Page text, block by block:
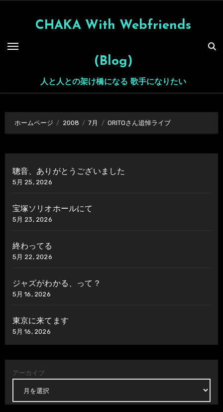
CHAKA With Webfriends
(Blog)
人と人との架け橋になる 歌手になりたい
ホームページ 2008 7月 ORITOさん追悼ライブ
聰音、ありがとうございました
5月 25, 2026
宝塚ソリオホールにて
5月 23, 2026
終わってる
5月 22, 2026
ジャズがわかる、って？
5月 16, 2026
東京に来てます
5月 16, 2026
アーカイブ